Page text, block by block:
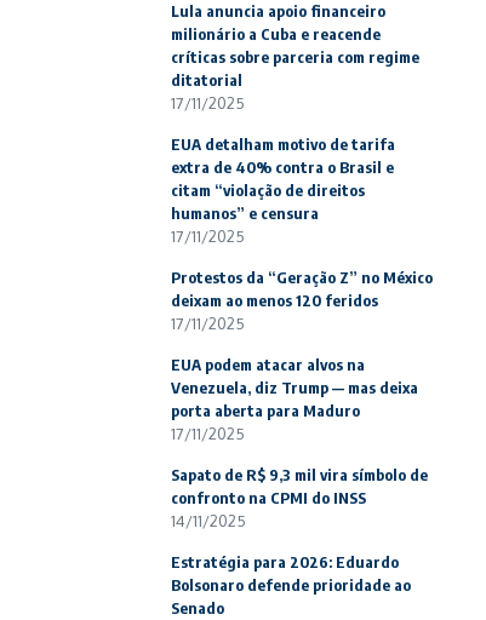
Lula anuncia apoio financeiro
milionário a Cuba e reacende
críticas sobre parceria com regime
ditatorial
17/11/2025
EUA detalham motivo de tarifa
extra de 40% contra o Brasil e
citam “violação de direitos
humanos” e censura
17/11/2025
Protestos da “Geração Z” no México
deixam ao menos 120 feridos
17/11/2025
EUA podem atacar alvos na
Venezuela, diz Trump — mas deixa
porta aberta para Maduro
17/11/2025
Sapato de R$ 9,3 mil vira símbolo de
confronto na CPMI do INSS
14/11/2025
Estratégia para 2026: Eduardo
Bolsonaro defende prioridade ao
Senado